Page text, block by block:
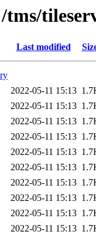
tms/
Last modified
2022-05-11 15:13
2022-05-11 15:13
2022-05-11 15:13
2022-05-11 15:13
2022-05-11 15:13
2022-05-11 15:13
2022-05-11 15:13
2022-05-11 15:13
2022-05-11 15:13
2022-05-11 15:13